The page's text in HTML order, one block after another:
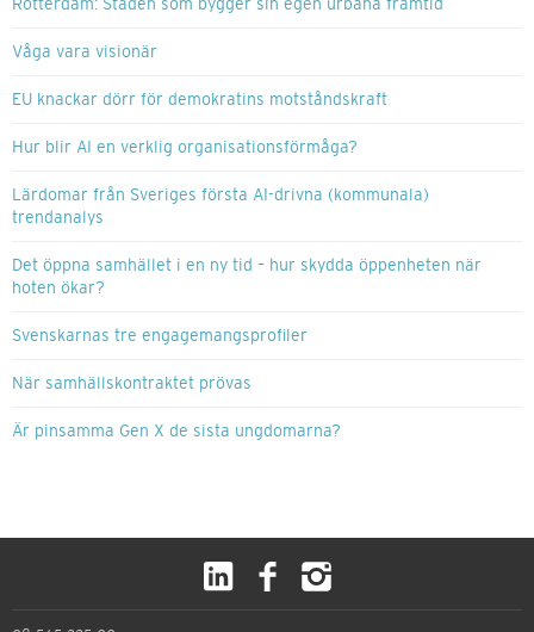
Rotterdam: Staden som bygger sin egen urbana framtid
Våga vara visionär
EU knackar dörr för demokratins motståndskraft
Hur blir AI en verklig organisationsförmåga?
Lärdomar från Sveriges första AI-drivna (kommunala)
trendanalys
Det öppna samhället i en ny tid – hur skydda öppenheten när
hoten ökar?
Svenskarnas tre engagemangsprofiler
När samhällskontraktet prövas
Är pinsamma Gen X de sista ungdomarna?